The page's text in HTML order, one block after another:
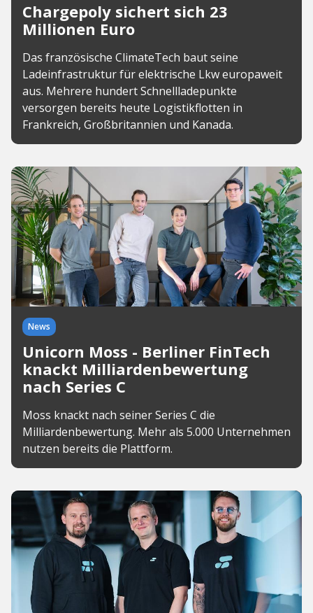
Chargepoly sichert sich 23
Millionen Euro
Das französische ClimateTech baut seine
Ladeinfrastruktur für elektrische Lkw europaweit
aus. Mehrere hundert Schnellladepunkte
versorgen bereits heute Logistikflotten in
Frankreich, Großbritannien und Kanada.
News
Unicorn Moss - Berliner FinTech
knackt Milliardenbewertung
nach Series C
Moss knackt nach seiner Series C die
Milliardenbewertung. Mehr als 5.000 Unternehmen
nutzen bereits die Plattform.